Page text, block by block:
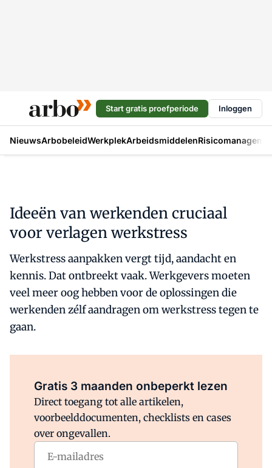
Start gratis proefperiode Inloggen
NieuwsArbobeleidWerkplekArbeidsmiddelen
Ideeën van werkenden cruciaal
voor verlagen werkstress
Werkstress aanpakken vergt tijd, aandacht en
kennis. Dat ontbreekt vaak. Werkgevers moeten
veel meer oog hebben voor de oplossingen die
werkenden zélf aandragen om werkstress tegen te
gaan.
Gratis 3 maanden onbeperkt lezen
Direct toegang tot alle artikelen,
voorbeelddocumenten, checklists en cases
over ongevallen.